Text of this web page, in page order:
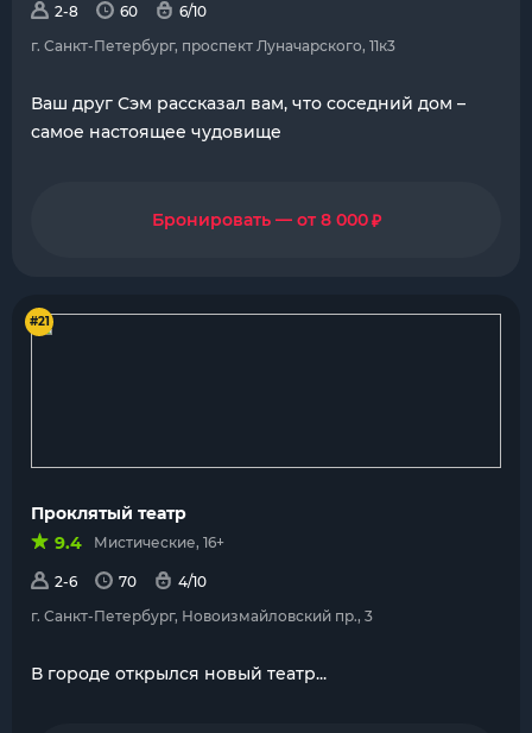
2-8 60
6/10
г. Санкт-Петербург, проспект Луначарского, 11к3
Ваш друг Сэм рассказал вам, что соседний дом –
самое настоящее чудовище
Бронировать — от 8 000₽
#21
Проклятый театр
9.4
Мистические, 16+
2-6 70
4/10
г. Санкт-Петербург, Новоизмайловский пр., 3
В городе открылся новый театр...